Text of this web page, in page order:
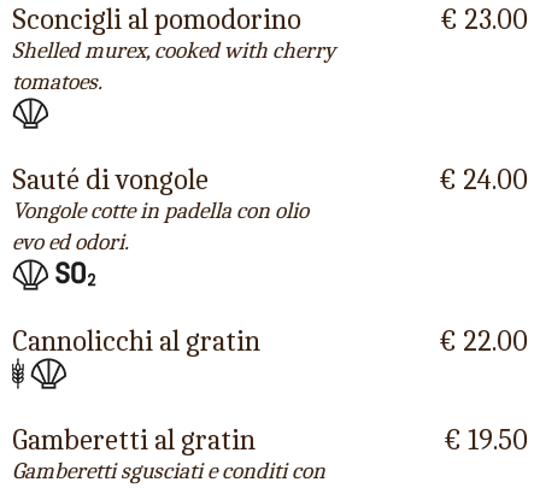
Sconcigli al pomodorino
Shelled murex, cooked with cherry
tomatoes.
€ 23.00
Sauté di vongole
Vongole cotte in padella con olio
evo ed odori.
€ 24.00
Cannolicchi al gratin € 22.00
Gamberetti al gratin
Gamberetti sgusciati e conditi con
€ 19.50